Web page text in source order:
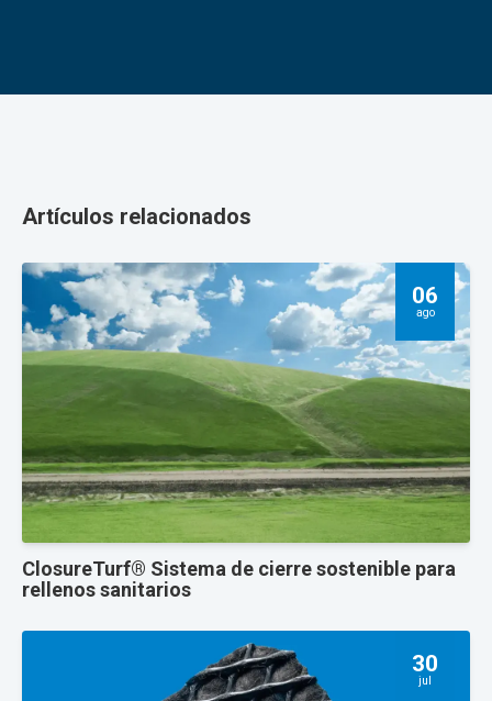
Artículos relacionados
06
ago
ClosureTurf® Sistema de cierre sostenible para
rellenos sanitarios
30
jul